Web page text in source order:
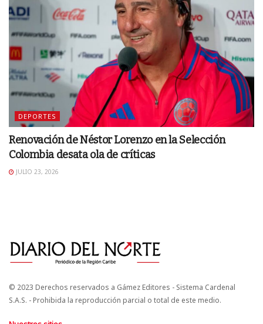
DEPORTES
Renovación de Néstor Lorenzo en la Selección
Colombia desata ola de críticas
JULIO 23, 2026
© 2023 Derechos reservados a Gámez Editores - Sistema Cardenal
S.A.S. - Prohibida la reproducción parcial o total de este medio.